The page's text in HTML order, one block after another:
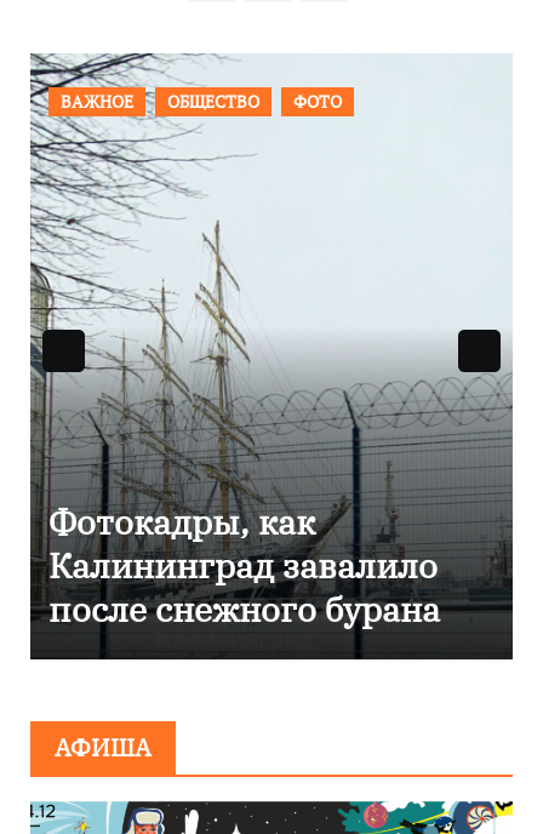
ПРОИСШЕСТВИЯ ФОТО
Фоторепортаж как в
Калининграде
эвакуировали ТЦ из-за
сообщения о
АФИША